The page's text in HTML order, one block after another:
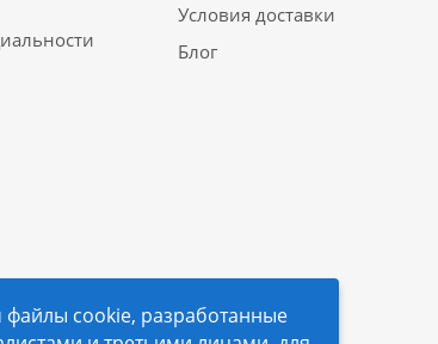
Условия доставки
Блог
cookie, разработанные